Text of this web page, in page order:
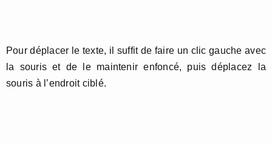
Pour déplacer le texte, il suffit de faire un clic gauche avec
la souris et de le maintenir enfoncé, puis déplacez la
souris à l’endroit ciblé.